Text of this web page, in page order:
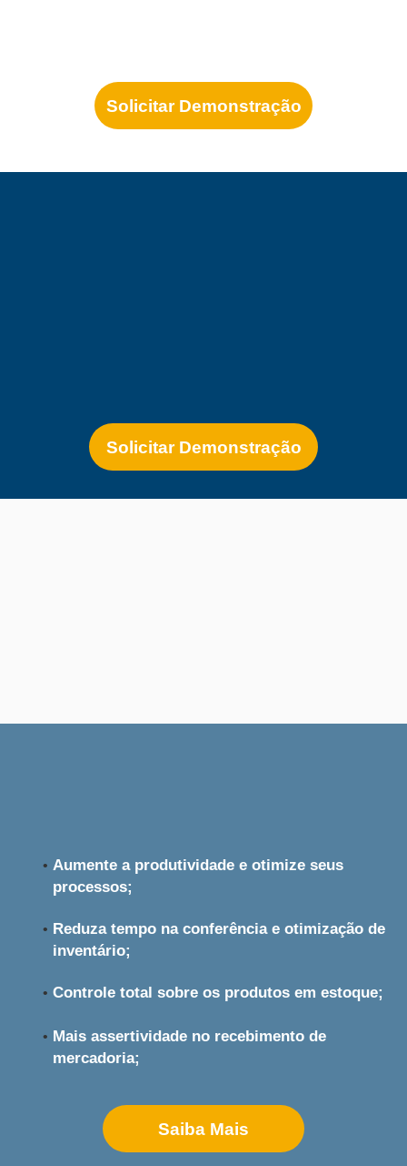
Solicitar Demonstração
Solicitar Demonstração
Aumente a produtividade e otimize seus
processos;
Reduza tempo na conferência e otimização de
inventário;
Controle total sobre os produtos em estoque;
Mais assertividade no recebimento de
mercadoria;
Saiba Mais